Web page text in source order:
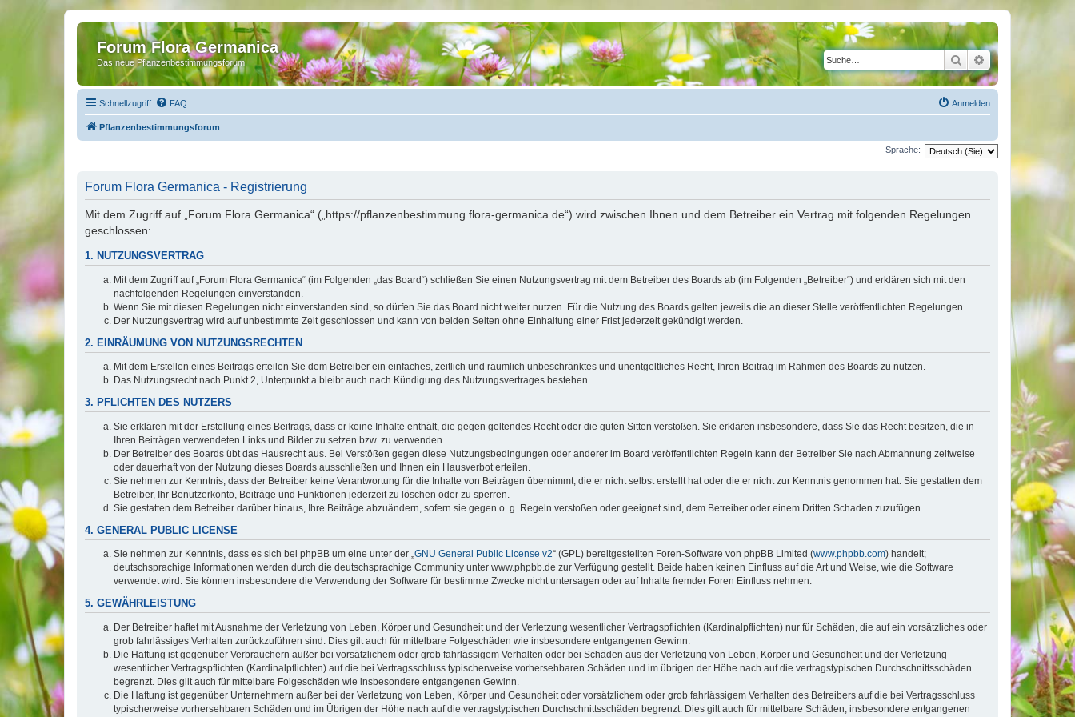
Forum Flora Germanica
Das neue Pflanzenbestimmungsforum SucheErweiterte Suche
Schnellzugriff FAQ Anmelden
Pflanzenbestimmungsforum
Sprache:
Forum Flora Germanica - Registrierung
Mit dem Zugriff auf „Forum Flora Germanica“ („https://pflanzenbestimmung.flora-germanica.de“) wird zwischen Ihnen und dem Betreiber ein Vertrag mit folgenden Regelungen
geschlossen:
1. NUTZUNGSVERTRAG
Mit dem Zugriff auf „Forum Flora Germanica“ (im Folgenden „das Board“) schließen Sie einen Nutzungsvertrag mit dem Betreiber des Boards ab (im Folgenden „Betreiber“) und erklären sich mit den
nachfolgenden Regelungen einverstanden.
Wenn Sie mit diesen Regelungen nicht einverstanden sind, so dürfen Sie das Board nicht weiter nutzen. Für die Nutzung des Boards gelten jeweils die an dieser Stelle veröffentlichten Regelungen.
Der Nutzungsvertrag wird auf unbestimmte Zeit geschlossen und kann von beiden Seiten ohne Einhaltung einer Frist jederzeit gekündigt werden.
2. EINRÄUMUNG VON NUTZUNGSRECHTEN
Mit dem Erstellen eines Beitrags erteilen Sie dem Betreiber ein einfaches, zeitlich und räumlich unbeschränktes und unentgeltliches Recht, Ihren Beitrag im Rahmen des Boards zu nutzen.
Das Nutzungsrecht nach Punkt 2, Unterpunkt a bleibt auch nach Kündigung des Nutzungsvertrages bestehen.
3. PFLICHTEN DES NUTZERS
Sie erklären mit der Erstellung eines Beitrags, dass er keine Inhalte enthält, die gegen geltendes Recht oder die guten Sitten verstoßen. Sie erklären insbesondere, dass Sie das Recht besitzen, die in
Ihren Beiträgen verwendeten Links und Bilder zu setzen bzw. zu verwenden.
Der Betreiber des Boards übt das Hausrecht aus. Bei Verstößen gegen diese Nutzungsbedingungen oder anderer im Board veröffentlichten Regeln kann der Betreiber Sie nach Abmahnung zeitweise
oder dauerhaft von der Nutzung dieses Boards ausschließen und Ihnen ein Hausverbot erteilen.
Sie nehmen zur Kenntnis, dass der Betreiber keine Verantwortung für die Inhalte von Beiträgen übernimmt, die er nicht selbst erstellt hat oder die er nicht zur Kenntnis genommen hat. Sie gestatten dem
Betreiber, Ihr Benutzerkonto, Beiträge und Funktionen jederzeit zu löschen oder zu sperren.
Sie gestatten dem Betreiber darüber hinaus, Ihre Beiträge abzuändern, sofern sie gegen o. g. Regeln verstoßen oder geeignet sind, dem Betreiber oder einem Dritten Schaden zuzufügen.
4. GENERAL PUBLIC LICENSE
Sie nehmen zur Kenntnis, dass es sich bei phpBB um eine unter der „GNU General Public License v2“ (GPL) bereitgestellten Foren-Software von phpBB Limited (www.phpbb.com) handelt;
deutschsprachige Informationen werden durch die deutschsprachige Community unter www.phpbb.de zur Verfügung gestellt. Beide haben keinen Einfluss auf die Art und Weise, wie die Software
verwendet wird. Sie können insbesondere die Verwendung der Software für bestimmte Zwecke nicht untersagen oder auf Inhalte fremder Foren Einfluss nehmen.
5. GEWÄHRLEISTUNG
Der Betreiber haftet mit Ausnahme der Verletzung von Leben, Körper und Gesundheit und der Verletzung wesentlicher Vertragspflichten (Kardinalpflichten) nur für Schäden, die auf ein vorsätzliches oder
grob fahrlässiges Verhalten zurückzuführen sind. Dies gilt auch für mittelbare Folgeschäden wie insbesondere entgangenen Gewinn.
Die Haftung ist gegenüber Verbrauchern außer bei vorsätzlichem oder grob fahrlässigem Verhalten oder bei Schäden aus der Verletzung von Leben, Körper und Gesundheit und der Verletzung
wesentlicher Vertragspflichten (Kardinalpflichten) auf die bei Vertragsschluss typischerweise vorhersehbaren Schäden und im übrigen der Höhe nach auf die vertragstypischen Durchschnittsschäden
begrenzt. Dies gilt auch für mittelbare Folgeschäden wie insbesondere entgangenen Gewinn.
Die Haftung ist gegenüber Unternehmern außer bei der Verletzung von Leben, Körper und Gesundheit oder vorsätzlichem oder grob fahrlässigem Verhalten des Betreibers auf die bei Vertragsschluss
typischerweise vorhersehbaren Schäden und im Übrigen der Höhe nach auf die vertragstypischen Durchschnittsschäden begrenzt. Dies gilt auch für mittelbare Schäden, insbesondere entgangenen